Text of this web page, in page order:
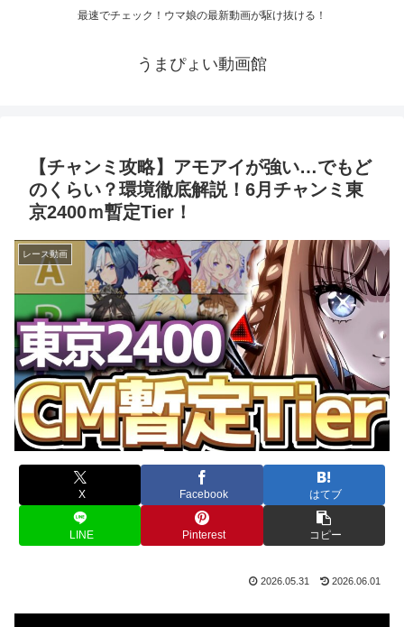
最速でチェック！ウマ娘の最新動画が駆け抜ける！
うまぴょい動画館
【チャンミ攻略】アモアイが強い…でもど
のくらい？環境徹底解説！6月チャンミ東
京2400ｍ暫定Tier！
レース動画
X Facebook はてブ
LINE Pinterest コピー
2026.05.31 2026.06.01